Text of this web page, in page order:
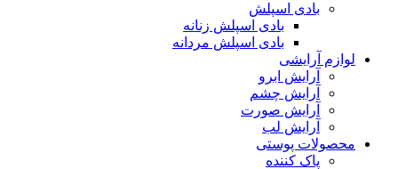
بادی اسپلش
بادی اسپلش زنانه
بادی اسپلش مردانه
لوازم آرایشی
آرایش ابرو
آرایش چشم
آرایش صورت
آرایش لب
محصولات پوستی
پاک کننده